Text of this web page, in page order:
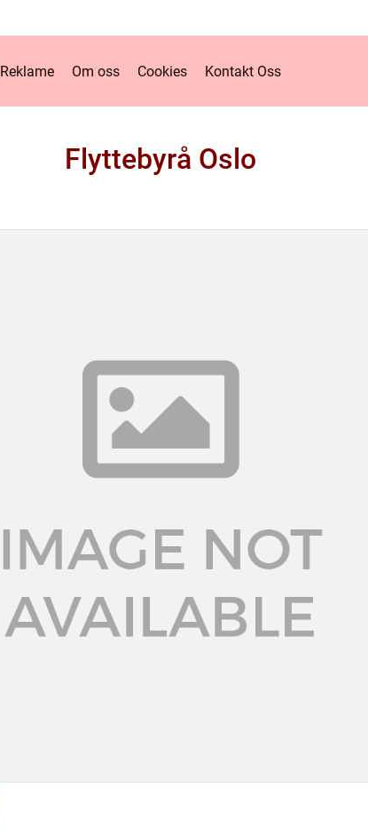
Reklame Om oss Cookies Kontakt Oss
Flyttebyrå Oslo